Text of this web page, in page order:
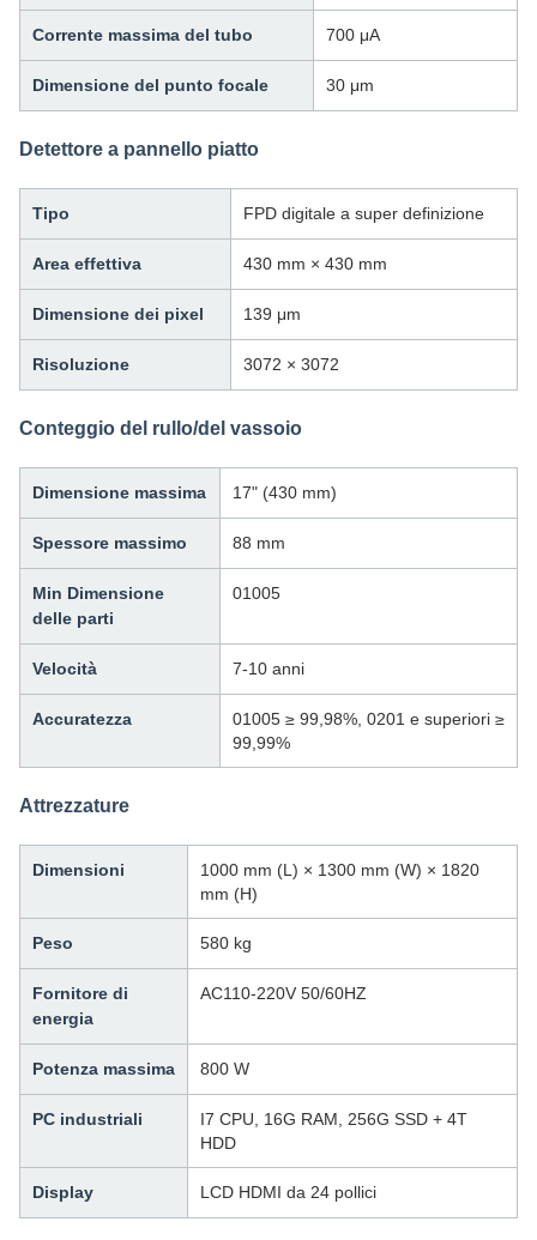
Corrente massima del tubo 700 μA
Dimensione del punto focale 30 μm
Detettore a pannello piatto
Tipo FPD digitale a super definizione
Area effettiva 430 mm × 430 mm
Dimensione dei pixel 139 μm
Risoluzione 3072 × 3072
Conteggio del rullo/del vassoio
Dimensione massima 17" (430 mm)
Spessore massimo 88 mm
Min Dimensione
delle parti
01005
Velocità 7-10 anni
Accuratezza
01005 ≥ 99,98%, 0201 e superiori ≥
99,99%
Attrezzature
Dimensioni
1000 mm (L) × 1300 mm (W) × 1820
mm (H)
Peso 580 kg
Fornitore di
energia
AC110-220V 50/60HZ
Potenza massima 800 W
PC industriali
I7 CPU, 16G RAM, 256G SSD + 4T
HDD
Display LCD HDMI da 24 pollici